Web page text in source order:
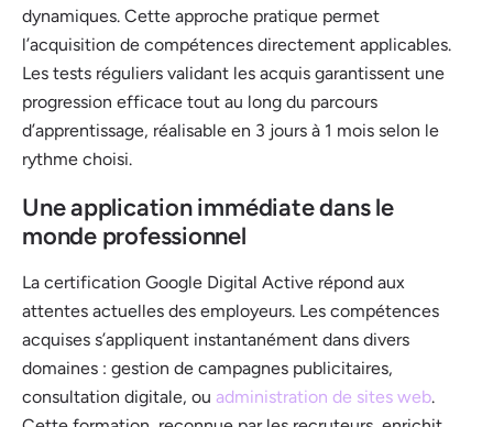
dynamiques. Cette approche pratique permet
l’acquisition de compétences directement applicables.
Les tests réguliers validant les acquis garantissent une
progression efficace tout au long du parcours
d’apprentissage, réalisable en 3 jours à 1 mois selon le
rythme choisi.
Une application immédiate dans le
monde professionnel
La certification Google Digital Active répond aux
attentes actuelles des employeurs. Les compétences
acquises s’appliquent instantanément dans divers
domaines : gestion de campagnes publicitaires,
consultation digitale, ou administration de sites web.